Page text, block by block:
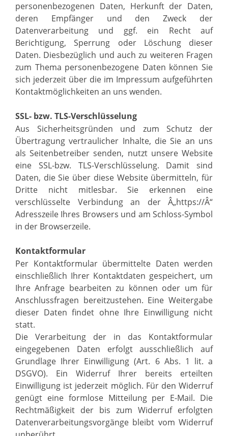
personenbezogenen Daten, Herkunft der Daten,
deren Empfänger und den Zweck der
Datenverarbeitung und ggf. ein Recht auf
Berichtigung, Sperrung oder Löschung dieser
Daten. Diesbezüglich und auch zu weiteren Fragen
zum Thema personenbezogene Daten können Sie
sich jederzeit über die im Impressum aufgeführten
Kontaktmöglichkeiten an uns wenden.
SSL- bzw. TLS-Verschlüsselung
Aus Sicherheitsgründen und zum Schutz der
Übertragung vertraulicher Inhalte, die Sie an uns
als Seitenbetreiber senden, nutzt unsere Website
eine SSL-bzw. TLS-Verschlüsselung. Damit sind
Daten, die Sie über diese Website übermitteln, für
Dritte nicht mitlesbar. Sie erkennen eine
verschlüsselte Verbindung an der Â„https://Â“
Adresszeile Ihres Browsers und am Schloss-Symbol
in der Browserzeile.
Kontaktformular
Per Kontaktformular übermittelte Daten werden
einschließlich Ihrer Kontaktdaten gespeichert, um
Ihre Anfrage bearbeiten zu können oder um für
Anschlussfragen bereitzustehen. Eine Weitergabe
dieser Daten findet ohne Ihre Einwilligung nicht
statt.
Die Verarbeitung der in das Kontaktformular
eingegebenen Daten erfolgt ausschließlich auf
Grundlage Ihrer Einwilligung (Art. 6 Abs. 1 lit. a
DSGVO). Ein Widerruf Ihrer bereits erteilten
Einwilligung ist jederzeit möglich. Für den Widerruf
genügt eine formlose Mitteilung per E-Mail. Die
Rechtmäßigkeit der bis zum Widerruf erfolgten
Datenverarbeitungsvorgänge bleibt vom Widerruf